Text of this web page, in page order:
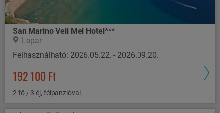
San Marino Veli Mel Hotel***
Lopar
Felhasználható: 2026.05.22. - 2026.09.20.
192 100 Ft
2 fő / 3 éj, félpanzióval